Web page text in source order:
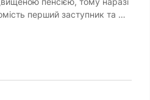
перший заступник та …